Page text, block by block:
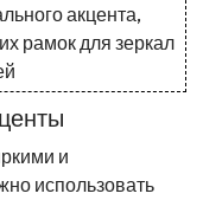
акцента,
рамок для зеркал
и
использовать